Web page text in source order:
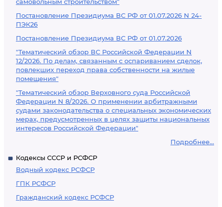
Постановление Президиума ВС РФ от 01.07.2026 N 24-
ПЭК26
Постановление Президиума ВС РФ от 01.07.2026
"Тематический обзор ВС Российской Федерации N
12/2026. По делам, связанным с оспариванием сделок,
повлекших переход права собственности на жилые
помещения"
"Тематический обзор Верховного суда Российской
Федерации N 8/2026. О применении арбитражными
судами законодательства о специальных экономических
мерах, предусмотренных в целях защиты национальных
интересов Российской Федерации"
Подробнее...
Кодексы СССР и РСФСР
Водный кодекс РСФСР
ГПК РСФСР
Гражданский кодекс РСФСР